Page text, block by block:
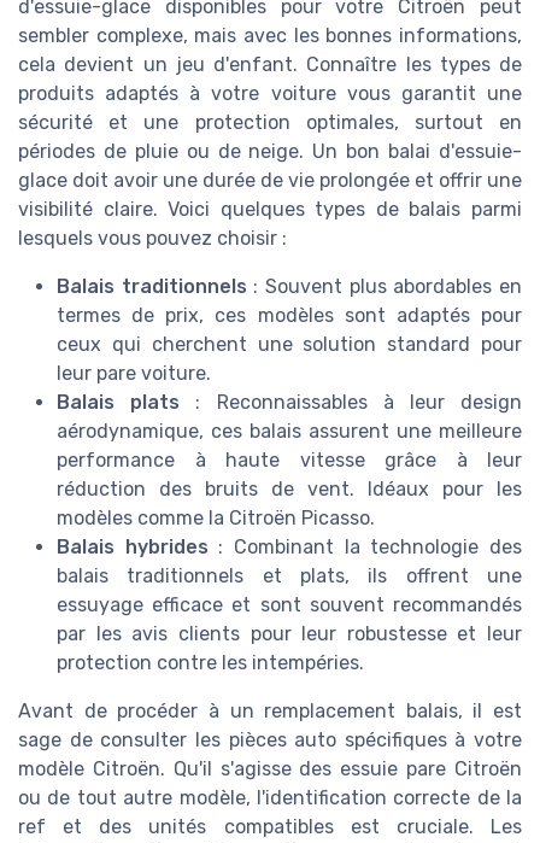
d'essuie-glace disponibles pour votre Citroën peut
sembler complexe, mais avec les bonnes informations,
cela devient un jeu d'enfant. Connaître les types de
produits adaptés à votre voiture vous garantit une
sécurité et une protection optimales, surtout en
périodes de pluie ou de neige. Un bon balai d'essuie-
glace doit avoir une durée de vie prolongée et offrir une
visibilité claire. Voici quelques types de balais parmi
lesquels vous pouvez choisir :
Balais traditionnels : Souvent plus abordables en
termes de prix, ces modèles sont adaptés pour
ceux qui cherchent une solution standard pour
leur pare voiture.
Balais plats : Reconnaissables à leur design
aérodynamique, ces balais assurent une meilleure
performance à haute vitesse grâce à leur
réduction des bruits de vent. Idéaux pour les
modèles comme la Citroën Picasso.
Balais hybrides : Combinant la technologie des
balais traditionnels et plats, ils offrent une
essuyage efficace et sont souvent recommandés
par les avis clients pour leur robustesse et leur
protection contre les intempéries.
Avant de procéder à un remplacement balais, il est
sage de consulter les pièces auto spécifiques à votre
modèle Citroën. Qu'il s'agisse des essuie pare Citroën
ou de tout autre modèle, l'identification correcte de la
ref et des unités compatibles est cruciale. Les